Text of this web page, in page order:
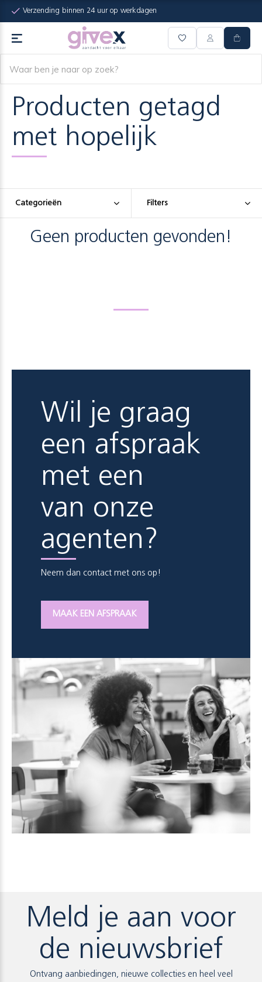
Verzending binnen 24 uur op werkdagen
Producten getagd
met hopelijk
Categorieën Filters
Geen producten gevonden!
Wil je graag
een afspraak
met een
van onze
agenten?
Neem dan contact met ons op!
MAAK EEN AFSPRAAK
Meld je aan voor
de nieuwsbrief
Ontvang aanbiedingen, nieuwe collecties en heel veel